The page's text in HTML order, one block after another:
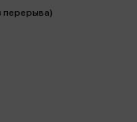
перерыва)